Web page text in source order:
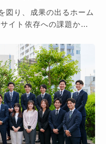
図り、成果の出るホーム